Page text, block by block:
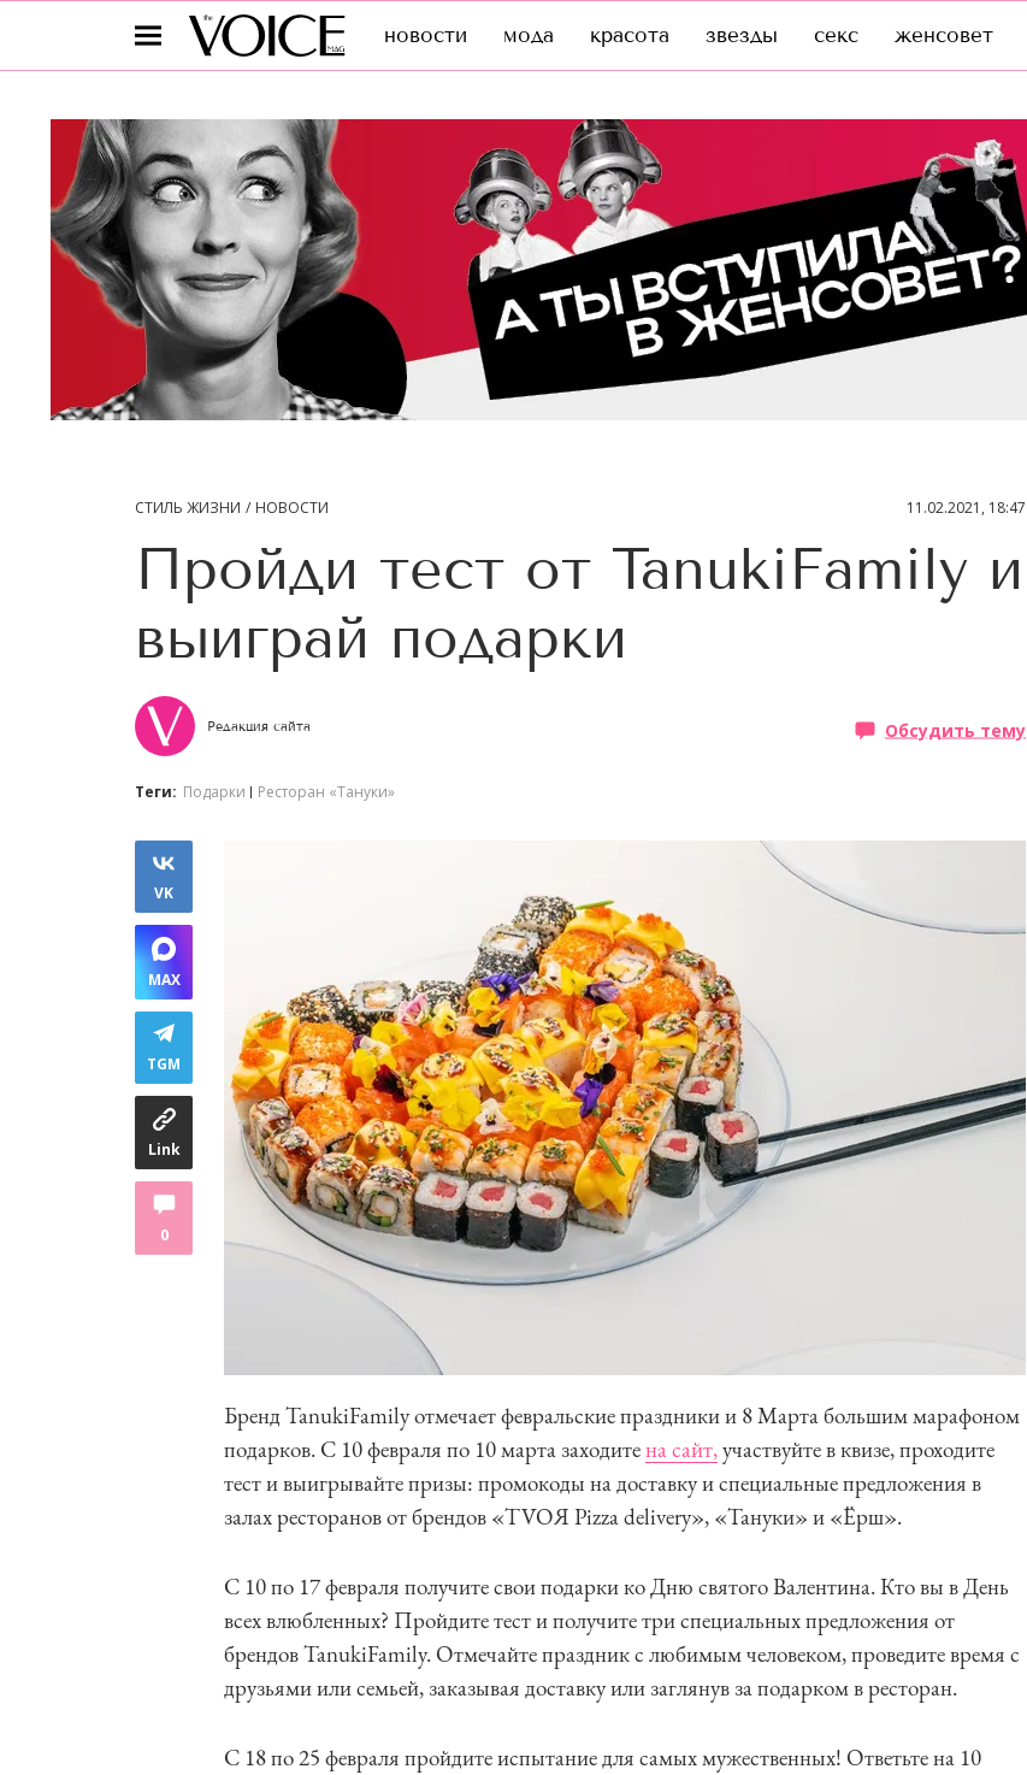
новости мода красота звезды секс женсовет
СТИЛЬ ЖИЗНИ НОВОСТИ 11.02.2021, 18:47
Пройди тест от TanukiFamily и
выиграй подарки
Редакция сайта Обсудить тему
Теги: Подарки Ресторан «Тануки»
VK
MAX
TGM
Link
0
Бренд TanukiFamily отмечает февральские праздники и 8 Марта большим марафоном
подарков. С 10 февраля по 10 марта заходитена сайт,участвуйте в квизе, проходите
тест и выигрывайте призы: промокоды на доставку и специальные предложения в
залах ресторанов от брендов «TVOЯ Pizza delivery», «Тануки» и «Ёрш».
С 10 по 17 февраля получите свои подарки ко Дню святого Валентина. Кто вы в День
всех влюбленных? Пройдите тест и получите три специальных предложения от
брендов TanukiFamily. Отмечайте праздник с любимым человеком, проведите время с
друзьями или семьей, заказывая доставку или заглянув за подарком в ресторан.
С 18 по 25 февраля пройдите испытание для самых мужественных! Ответьте на 10